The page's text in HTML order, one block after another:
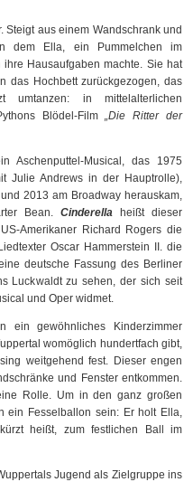
Steigt aus einem Wandschrank und
dem Ella, ein Pummelchen im
Hausaufgaben machte. Sie hat
das Hochbett zurückgezogen, das
in mittelalterlichen
Blödel-Film
„Die Ritter der
Aschenputtel-Musical, das 1975
Julie Andrews in der Hauptrolle),
2013 am Broadway herauskam,
Bean. Cinderella heißt dieser
Amerikaner Richard Rogers die
Oscar Hammerstein II. die
deutsche Fassung des Berliner
Luckwaldt zu sehen, der sich seit
und Oper widmet.
ein gewöhnliches Kinderzimmer
womöglich hundertfach gibt,
weitgehend fest. Dieser engen
und Fenster entkommen.
Rolle. Um in den ganz großen
ein Fesselballon sein: Er holt Ella,
heißt, zum festlichen Ball im
Jugend als Zielgruppe ins